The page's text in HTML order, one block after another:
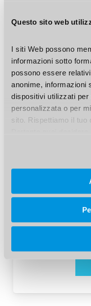
Questo sito web
I siti Web possono
informazioni sotto
possono essere
anonime, informazioni
dispositivi utilizzati per
personalizzata o per
sito. Rispettiamo il tuo
Protettivo